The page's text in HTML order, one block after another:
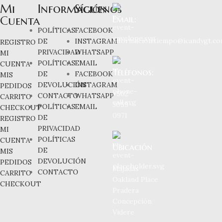
Mi
Cuenta
REGISTRO
MI
CUENTA
MIS
PEDIDOS
CARRITO
CHECKOUT
REGISTRO
MI
CUENTA
MIS
PEDIDOS
CARRITO
CHECKOUT
Información
POLÍTICAS
DE
PRIVACIDAD
POLÍTICAS
DE
DEVOLUCIÓN
CONTACTO
POLÍTICAS
DE
PRIVACIDAD
POLÍTICAS
DE
DEVOLUCIÓN
CONTACTO
Síguenos
FACEBOOK
INSTAGRAM
WHATSAPP
EMAIL
FACEBOOK
INSTAGRAM
WHATSAPP
EMAIL
+502